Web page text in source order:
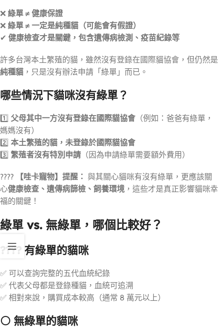
❌ 綠單 ≠ 健康保證
❌ 綠單 ≠ 一定是純種貓（可能會有假證）
✔ 健康檢查才是關鍵，包含遺傳病檢測、疫苗紀錄等
許多台灣本土繁殖的貓，雖然沒有登錄在國際貓協會，但仍然是
純種貓 ，只是沒有辦法申請「綠單」而已。
哪些情況下貓咪沒有綠單？
1️⃣ 父母其中一方沒有登錄在國際貓協會（例如：爸爸有綠單，
媽媽沒有）
2️⃣ 本土繁殖的貓，未登錄於國際貓協會
3️⃣ 繁殖者沒有特別申請 （因為申請綠單需要額外費用）
???? 【哇卡寵物】提醒： 與其關心貓咪有沒有綠單，更應該關
心健康檢查、遺傳病篩檢、飼養環境 ，這些才是真正影響貓咪幸
福的關鍵！
綠單 vs. 無綠單，哪個比較好？
???? 有綠單的貓咪
✅ 可以查詢完整的五代血統紀錄
✅ 代表父母都是登錄種貓，血統可追溯
✅ 相對來說，購買成本較高（通常 8 萬元以上）
⚪ 無綠單的貓咪